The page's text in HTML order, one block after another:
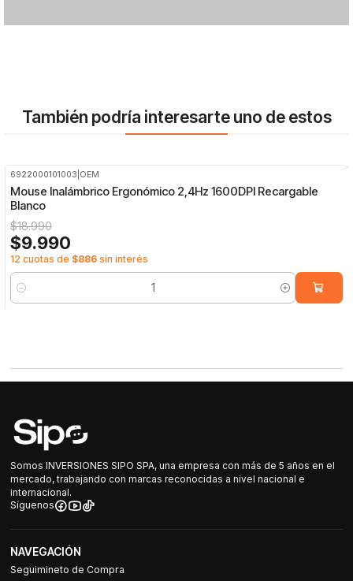
También podría interesarte uno de estos
6922000101003 OEM
Mouse Inalámbrico Ergonómico 2,4Hz 1600DPI Recargable
Blanco
$18.990
$9.990
12 cuotas de $886 sin interés
Cantidad
Somos INVERSIONES SIPO SPA, una empresa con más de 5 años en el
mercado, trabajando con marcas reconocidas a nivel nacional e
internacional.
Síguenos
NAVEGACIÓN
Seguimineto de Compra